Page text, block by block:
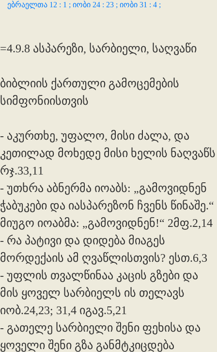
ებრაელთა 12 : 1 ; იობი 24 : 23 ; იობი 31 : 4 ;
=4.9.8 ასპარეზი, სარბიელი, საღვაწი
ბიბლიის ქართული გამოცემების
სიმფონიისთვის
- აკურთხე, უფალო, მისი ძალა, და
კეთილად მოხედე მისი ხელის ნაღვაწს
რჯ.33,11
- უთხრა აბნერმა იოაბს: „გამოვიდნენ
ჭაბუკები და იასპარეზონ ჩვენს წინაშე.“
მიუგო იოაბმა: „გამოვიდნენ!“ 2მფ.2,14
- რა პატივი და დიდება მიაგეს
მორდექაის ამ ღვაწლისთვის? ესთ.6,3
- უფლის თვალწინაა კაცის გზები და
მის ყოველ სარბიელს ის თელავს
იობ.24,23; 31,4 იგავ.5,21
- გათელე სარბიელი შენი ფეხისა და
ყოველი შენი გზა განმტკიცდება